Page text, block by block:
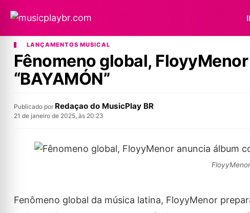
LANÇAMENTOS MUSICAL
Fênomeno global,
“BAYAMÓN”
Publicado por Redaçao do MusicPlay BR
21 de janeiro de 2025, às 20:23
Fenômeno global da música latina, FloyyMenor